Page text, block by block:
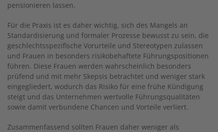
pensionieren lassen.
Für die Praxis ist es daher wichtig, sich des Mangels an
Standardisierung und formaler Prozesse bewusst zu sein, die
geschlechtsspezifische Vorurteile und Stereotypen zulassen
und Frauen in besonders risikobehaftete Führungspositionen
führen. Diese Frauen werden wahrscheinlich besonders
prüfend und mit mehr Skepsis betrachtet und weniger stark
eingegliedert, wodurch das Risiko für eine frühe Kündigung
steigt und das Unternehmen wertvolle Führungsqualitäten
sowie damit verbundene Chancen und Vorteile verliert.
Zusammenfassend sollten Frauen daher weniger als